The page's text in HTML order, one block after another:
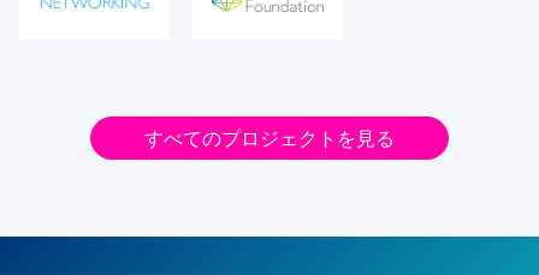
すべてのプロジェクトを見る